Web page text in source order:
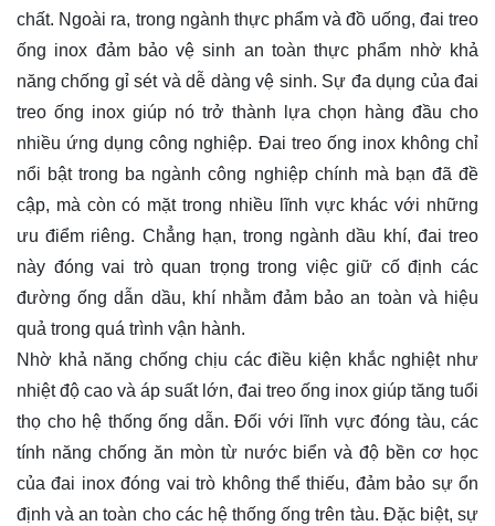
chất. Ngoài ra, trong ngành thực phẩm và đồ uống, đai treo
ống inox đảm bảo vệ sinh an toàn thực phẩm nhờ khả
năng chống gỉ sét và dễ dàng vệ sinh. Sự đa dụng của đai
treo ống inox giúp nó trở thành lựa chọn hàng đầu cho
nhiều ứng dụng công nghiệp. Đai treo ống inox không chỉ
nổi bật trong ba ngành công nghiệp chính mà bạn đã đề
cập, mà còn có mặt trong nhiều lĩnh vực khác với những
ưu điểm riêng. Chẳng hạn, trong ngành dầu khí, đai treo
này đóng vai trò quan trọng trong việc giữ cố định các
đường ống dẫn dầu, khí nhằm đảm bảo an toàn và hiệu
quả trong quá trình vận hành.
Nhờ khả năng chống chịu các điều kiện khắc nghiệt như
nhiệt độ cao và áp suất lớn, đai treo ống inox giúp tăng tuổi
thọ cho hệ thống ống dẫn. Đối với lĩnh vực đóng tàu, các
tính năng chống ăn mòn từ nước biển và độ bền cơ học
của đai inox đóng vai trò không thể thiếu, đảm bảo sự ổn
định và an toàn cho các hệ thống ống trên tàu. Đặc biệt, sự